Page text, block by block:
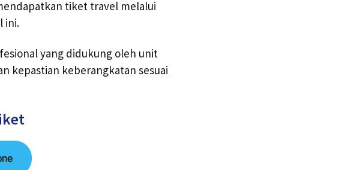
tiket travel melalui
ini.
yang didukung oleh unit
kepastian keberangkatan sesuai